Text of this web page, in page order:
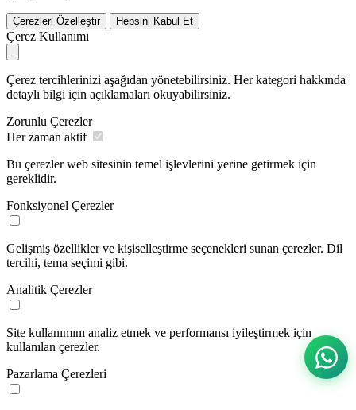
Çerezleri Özelleştir Hepsini Kabul Et
Çerez Kullanımı
Çerez tercihlerinizi aşağıdan yönetebilirsiniz. Her kategori hakkında
detaylı bilgi için açıklamaları okuyabilirsiniz.
Zorunlu Çerezler
Her zaman aktif
Bu çerezler web sitesinin temel işlevlerini yerine getirmek için
gereklidir.
Fonksiyonel Çerezler
Gelişmiş özellikler ve kişiselleştirme seçenekleri sunan çerezler. Dil
tercihi, tema seçimi gibi.
Analitik Çerezler
Site kullanımını analiz etmek ve performansı iyileştirmek için
kullanılan çerezler.
Pazarlama Çerezleri